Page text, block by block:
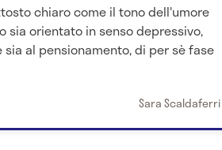
chiaro come il tono dell'umore
sia orientato in senso depressivo,
al pensionamento, di per sè fase
Sara Scaldaferri